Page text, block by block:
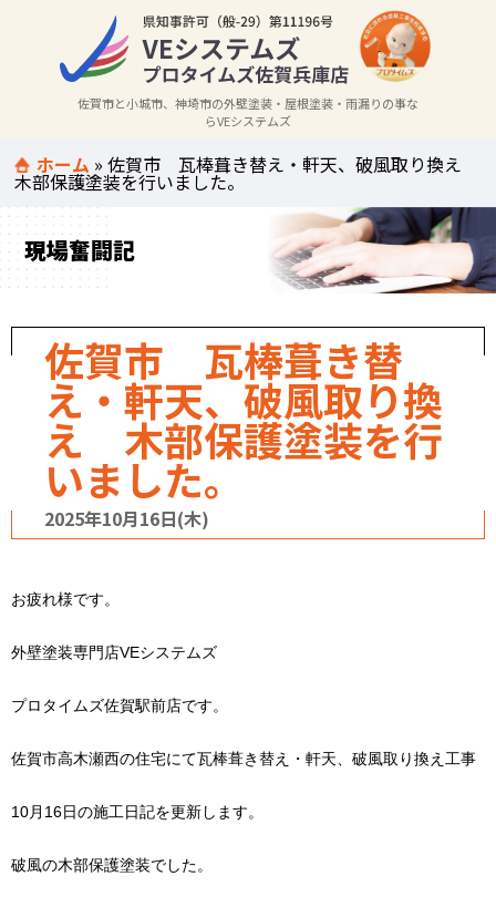
佐賀市と小城市、神埼市の外壁塗装・屋根塗装・雨漏りの事な
らVEシステムズ
ホーム »佐賀市 瓦棒葺き替え・軒天、破風取り換え
木部保護塗装を行いました。
現場奮闘記
佐賀市 瓦棒葺き替
え・軒天、破風取り換
え 木部保護塗装を行
いました。
2025年10月16日(木)
お疲れ様です。
外壁塗装専門店VEシステムズ
プロタイムズ佐賀駅前店です。
佐賀市高木瀬西の住宅にて瓦棒葺き替え・軒天、破風取り換え工事
10月16日の施工日記を更新します。
破風の木部保護塗装でした。